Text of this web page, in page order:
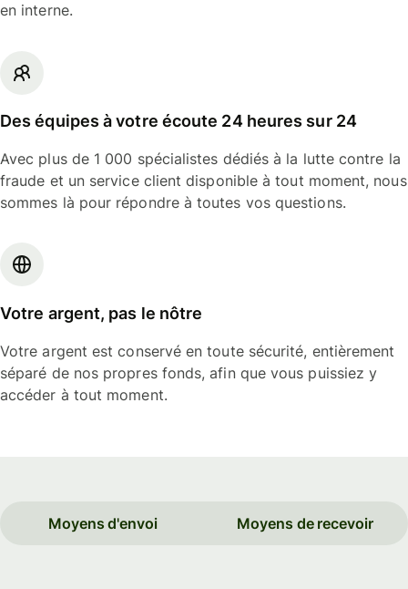
en interne.
Des équipes à votre écoute 24 heures sur 24
Avec plus de 1 000 spécialistes dédiés à la lutte contre la
fraude et un service client disponible à tout moment, nous
sommes là pour répondre à toutes vos questions.
Votre argent, pas le nôtre
Votre argent est conservé en toute sécurité, entièrement
séparé de nos propres fonds, afin que vous puissiez y
accéder à tout moment.
Moyens d'envoi Moyens de recevoir